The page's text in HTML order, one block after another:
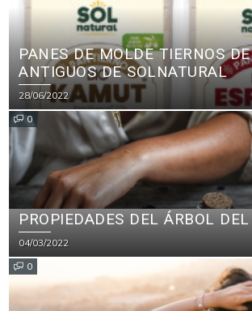
PANES DE MOLDE TIERNOS
ANTIGUOS DE SOLNATURAL
28/06/2022
0
PROPIEDADES DEL ÁRBOL
04/03/2022
0